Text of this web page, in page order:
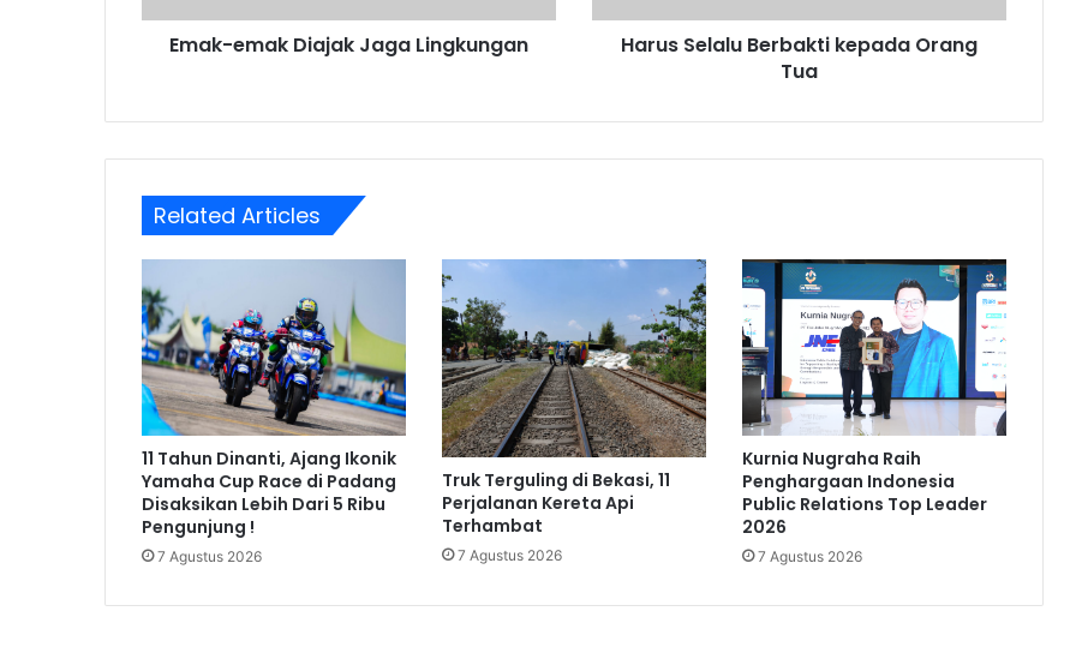
Emak-emak Diajak Jaga Lingkungan
Harus Selalu Berbakti kepada Orang
Tua
Related Articles
11 Tahun Dinanti, Ajang Ikonik
Yamaha Cup Race di Padang
Disaksikan Lebih Dari 5 Ribu
Pengunjung !
7 Agustus 2026
Truk Terguling di Bekasi, 11
Perjalanan Kereta Api
Terhambat
7 Agustus 2026
Kurnia Nugraha Raih
Penghargaan Indonesia
Public Relations Top Leader
2026
7 Agustus 2026